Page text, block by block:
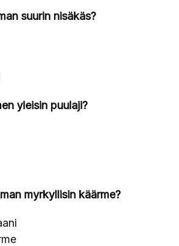
suurin nisäkäs?
yleisin puulaji?
myrkyllisin käärme?